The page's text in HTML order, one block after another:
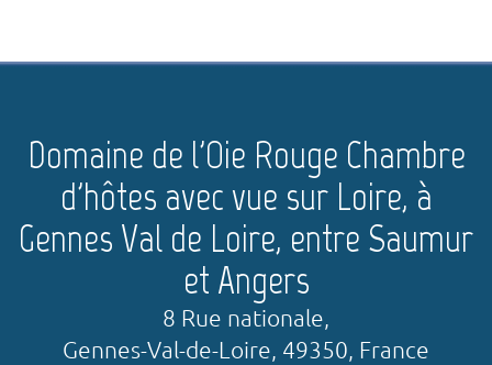
Domaine de l'Oie Rouge Chambre
d'hôtes avec vue sur Loire, à
Gennes Val de Loire, entre Saumur
et Angers
8 Rue nationale,
Gennes-Val-de-Loire, 49350, France